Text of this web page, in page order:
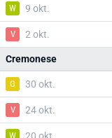
W 9 okt.
V 2 okt.
Cremonese
G 30 okt.
V 24 okt.
W